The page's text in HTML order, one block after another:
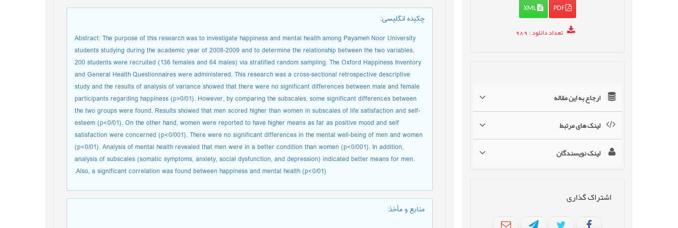
PDF
XML
تعداد دانلود: 989
ارجاع به این مقاله
لینک های مرتبط
لینک نویسندگان
اشتراک گذاری
چکیده انگلیسی:
Abstract: The purpose of this research was to investigate happiness and mental health among Payameh Noor University
students studying during the academic year of 2008-2009 and to determine the relationship between the two variables.
200 students were recruited (136 females and 64 males) via stratified random sampling. The Oxford Happiness Inventory
and General Health Questionnaires were administered. This research was a cross-sectional retrospective descriptive
study and the results of analysis of variance showed that there were no significant differences between male and female
participants regarding happiness (p>0/01). However, by comparing the subscales, some significant differences between
the two groups were found. Results showed that men scored higher than women in subscales of life satisfaction and self-
esteem (p<0/01). On the other hand, women were reported to have higher means as far as positive mood and self
satisfaction were concerned (p<0/001). There were no significant differences in the mental well-being of men and women
(p<0/01). Analysis of mental health revealed that men were in a better condition than women (p<0/001). In addition,
analysis of subscales (somatic symptoms, anxiety, social dysfunction, and depression) indicated better means for men.
Also, a significant correlation was found between happiness and mental health (p<0/01).
منابع و مأخذ: